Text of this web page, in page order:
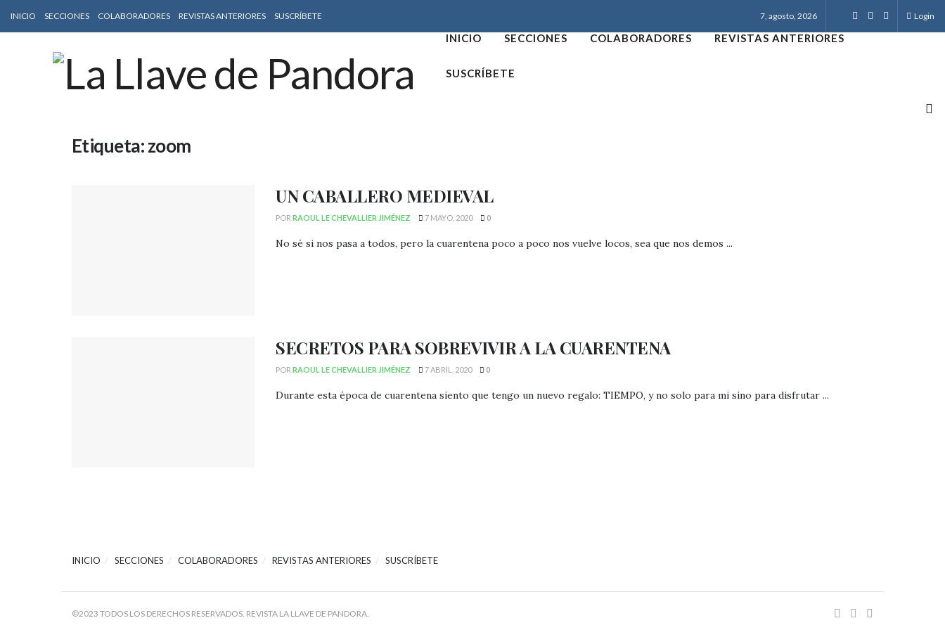
INICIO SECCIONES COLABORADORES REVISTAS ANTERIORES SUSCRÍBETE 7, agosto, 2026 Login
INICIO SECCIONES COLABORADORES REVISTAS ANTERIORES
SUSCRÍBETE
Etiqueta:zoom
UN CABALLERO MEDIEVAL
POR RAOUL LE CHEVALLIER JIMÉNEZ 7 MAYO, 2020 0
No sé si nos pasa a todos, pero la cuarentena poco a poco nos vuelve locos, sea que nos demos ...
SECRETOS PARA SOBREVIVIR A LA CUARENTENA
POR RAOUL LE CHEVALLIER JIMÉNEZ 7 ABRIL, 2020 0
Durante esta época de cuarentena siento que tengo un nuevo regalo: TIEMPO, y no solo para mi sino para disfrutar ...
INICIO SECCIONES COLABORADORES REVISTAS ANTERIORES SUSCRÍBETE
©2023 TODOS LOS DERECHOS RESERVADOS. REVISTA LA LLAVE DE PANDORA.